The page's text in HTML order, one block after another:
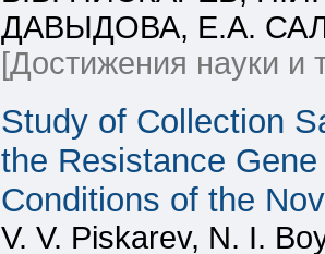
ДАВЫДОВА, Е.А.
[Достижения науки и
Study of Collection
the Resistance
Conditions of the
V. V. Piskarev, N. I.